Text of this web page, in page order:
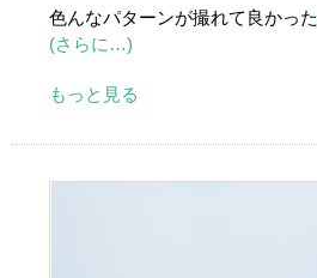
色んなパターンが撮れて良かった
(さらに…)
もっと見る